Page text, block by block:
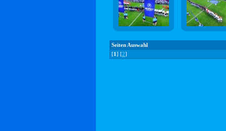
Seiten Auswahl
[1 ] [2]